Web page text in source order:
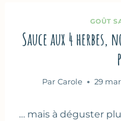
GOÛT
Sauce aux 4
Par Carole 29
… mais à déguster